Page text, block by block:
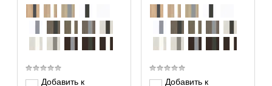
Добавить к
Добавить к